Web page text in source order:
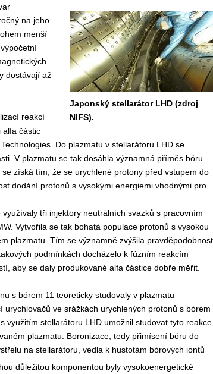
Japonský stellarátor LHD (zdroj
NIFS).
na jeho
menší
dostávají až
reakcí
alfa částic
Do plazmatu v stellarátoru LHD se
V plazmatu se tak dosáhla významná příměs bóru.
získá tím, že se urychlené protony před vstupem do
dodání protonů s vysokými energiemi vhodnými pro
tři injektory neutrálních svazků s pracovním
Vytvořila se tak bohatá populace protonů s vysokou
plazmatu. Tím se významně zvýšila pravděpodobnost
podmínkách docházelo k fúzním reakcím
aby se daly produkované alfa částice dobře měřit.
s bórem 11 teoreticky studovaly v plazmatu
urychlovačů ve srážkách urychlených protonů s bórem
využitím stellarátoru LHD umožnil studovat tyto reakce
plazmatu. Boronizace, tedy přimísení bóru do
na stellarátoru, vedla k hustotám bórových iontů
důležitou komponentou byly vysokoenergetické